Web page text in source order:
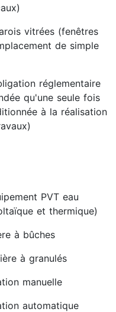
vitrées (fenêtres
de simple
réglementaire
qu'une seule fois
à la réalisation
PVT eau
et thermique)
à bûches
à granulés
manuelle
automatique